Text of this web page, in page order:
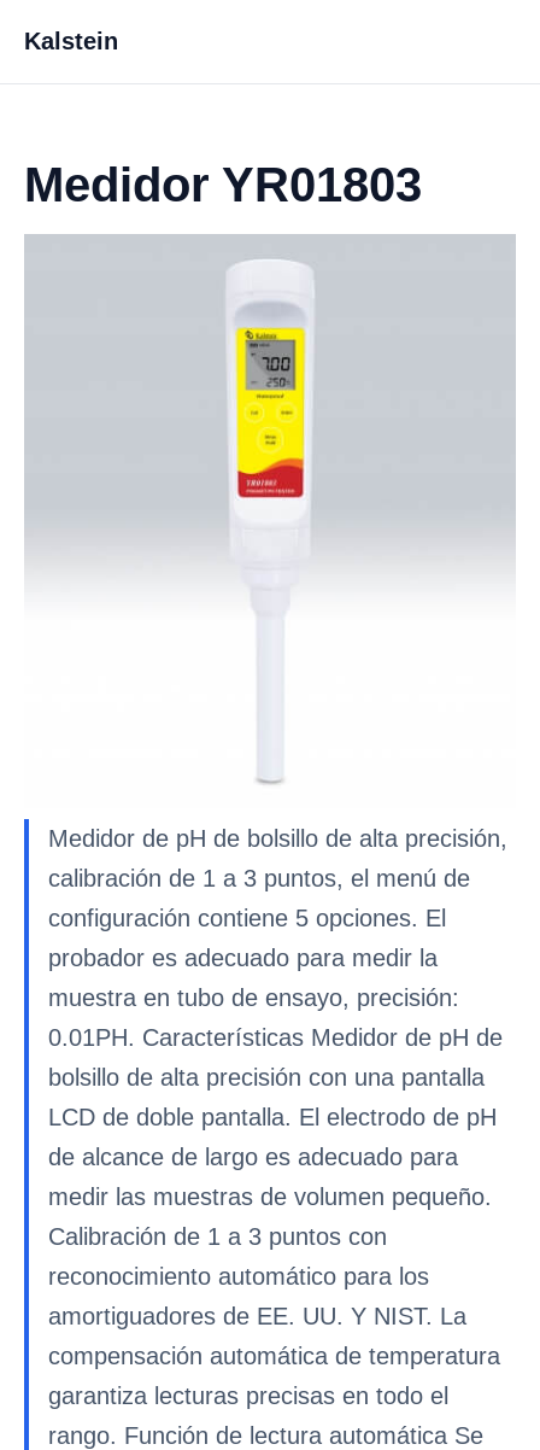
Kalstein
Medidor YR01803
Medidor de pH de bolsillo de alta precisión,
calibración de 1 a 3 puntos, el menú de
configuración contiene 5 opciones. El
probador es adecuado para medir la
muestra en tubo de ensayo, precisión:
0.01PH. Características Medidor de pH de
bolsillo de alta precisión con una pantalla
LCD de doble pantalla. El electrodo de pH
de alcance de largo es adecuado para
medir las muestras de volumen pequeño.
Calibración de 1 a 3 puntos con
reconocimiento automático para los
amortiguadores de EE. UU. Y NIST. La
compensación automática de temperatura
garantiza lecturas precisas en todo el
rango. Función de lectura automática Se